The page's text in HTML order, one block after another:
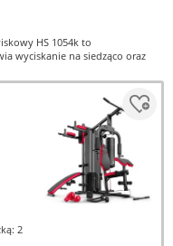
HS 1054k to
wyciskanie na siedząco oraz
2